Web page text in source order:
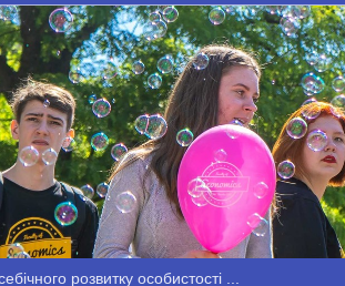
розвитку особистості ...